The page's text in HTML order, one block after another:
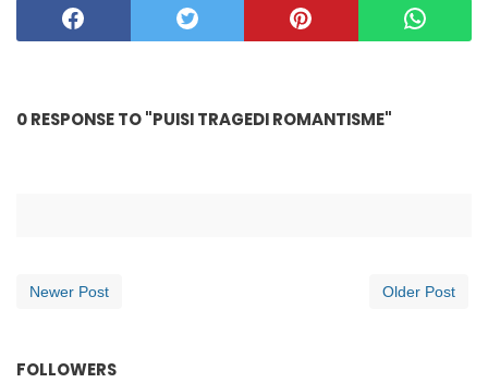
0 RESPONSE TO "PUISI TRAGEDI ROMANTISME"
Newer Post Older Post
FOLLOWERS